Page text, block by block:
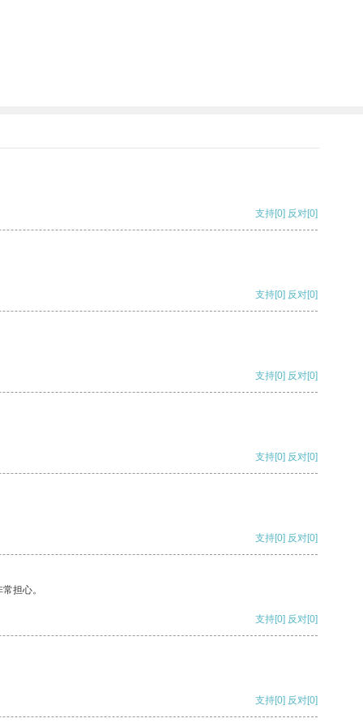
支持[0] 反对[0]
支持[0] 反对[0]
支持[0] 反对[0]
支持[0] 反对[0]
支持[0] 反对[0]
担心。
支持[0] 反对[0]
支持[0] 反对[0]